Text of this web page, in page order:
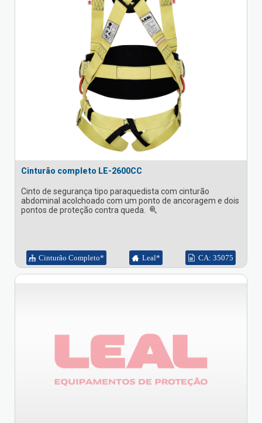
Cinturão completo LE-2600CC
Cinto de segurança tipo paraquedista com cinturão
abdominal acolchoado com um ponto de ancoragem e dois
pontos de proteção contra queda.
Cinturão Completo* Leal* CA: 35075